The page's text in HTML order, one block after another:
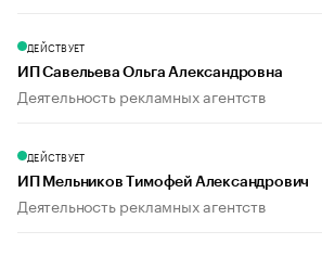
ДЕЙСТВУЕТ
ИП Савельева Ольга Александровна
Деятельность рекламных агентств
ДЕЙСТВУЕТ
ИП Мельников Тимофей Александрович
Деятельность рекламных агентств